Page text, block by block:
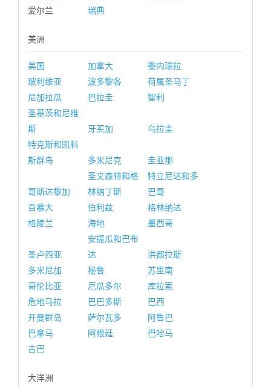
爱尔兰
瑞典
美洲
美国 加拿大
委内瑞拉
玻利维亚
波多黎各
荷属圣马丁
尼加拉瓜
巴拉圭
智利
圣基茨和尼维
斯
牙买加
乌拉圭
特克斯和凯科
斯群岛
多米尼克 圭亚那
哥斯达黎加
圣文森特和格
林纳丁斯
特立尼达和多
巴哥
百慕大
伯利兹
格林纳达
格陵兰
海地 墨西哥
圣卢西亚
安提瓜和巴布
达
洪都拉斯
多米尼加
秘鲁
苏里南
哥伦比亚
厄瓜多尔
库拉索
危地马拉
巴巴多斯
巴西
开曼群岛
萨尔瓦多
阿鲁巴
巴拿马
阿根廷
巴哈马
古巴
大洋洲